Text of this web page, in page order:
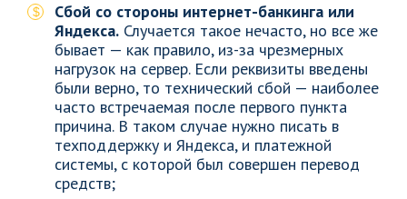
Сбой со стороны интернет-банкинга или
Яндекса. Случается такое нечасто, но все же
бывает — как правило, из-за чрезмерных
нагрузок на сервер. Если реквизиты введены
были верно, то технический сбой — наиболее
часто встречаемая после первого пункта
причина. В таком случае нужно писать в
техподдержку и Яндекса, и платежной
системы, с которой был совершен перевод
средств;